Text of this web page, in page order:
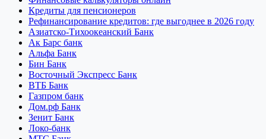
Кредиты для пенсионеров
Рефинансирование кредитов: где выгоднее в 2026 году
Азиатско-Тихоокеанский Банк
Ак Барс банк
Альфа Банк
Бин Банк
Восточный Экспресс Банк
ВТБ Банк
Газпром банк
Дом.рф Банк
Зенит Банк
Локо-банк